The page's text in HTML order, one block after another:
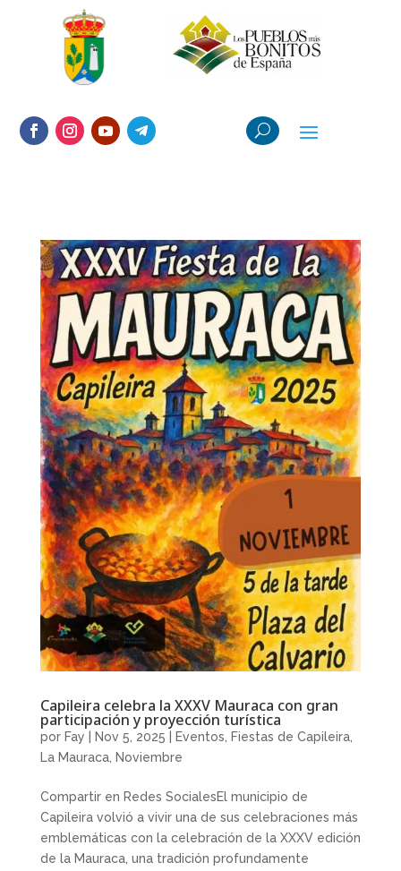
Capileira celebra la XXXV Mauraca con gran
participación y proyección turística
por Fay Nov 5, 2025 Eventos, Fiestas de Capileira,
La Mauraca, Noviembre
Compartir en Redes SocialesEl municipio de
Capileira volvió a vivir una de sus celebraciones más
emblemáticas con la celebración de la XXXV edición
de la Mauraca, una tradición profundamente